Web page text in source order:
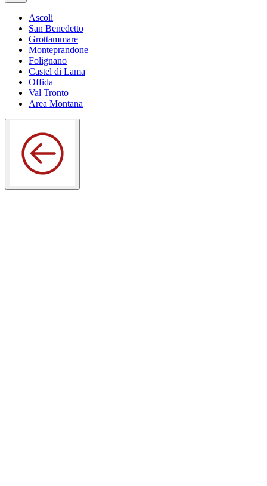
Ascoli
San Benedetto
Grottammare
Monteprandone
Folignano
Castel di Lama
Offida
Val Tronto
Area Montana